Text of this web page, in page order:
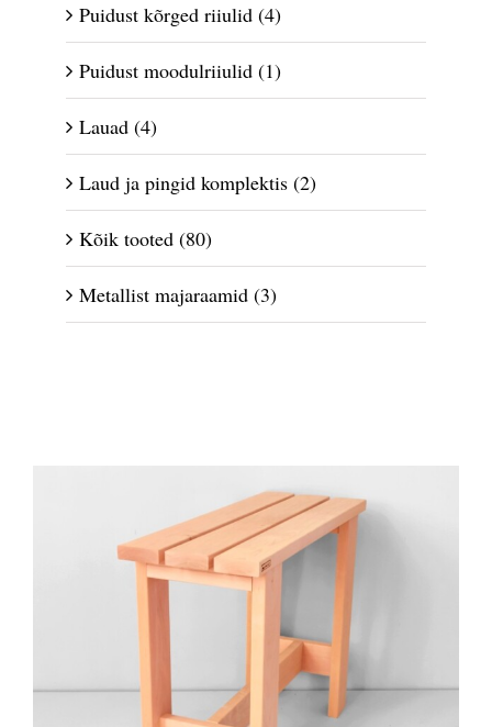
Puidust kõrged riiulid (4)
Puidust moodulriiulid (1)
Lauad (4)
Laud ja pingid komplektis (2)
Kõik tooted (80)
Metallist majaraamid (3)